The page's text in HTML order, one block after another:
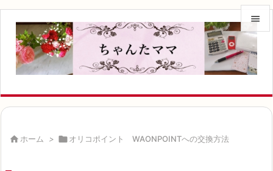


メニュ


 ホーム > オリコポイント WAONPOINTへの交換方法